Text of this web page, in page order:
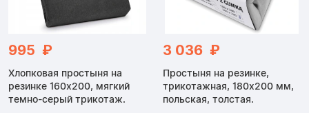
995 ₽
Хлопковая простыня на
резинке 160x200, мягкий
темно-серый трикотаж.
3 036 ₽
Простыня на резинке,
трикотажная, 180x200 мм,
польская, толстая.